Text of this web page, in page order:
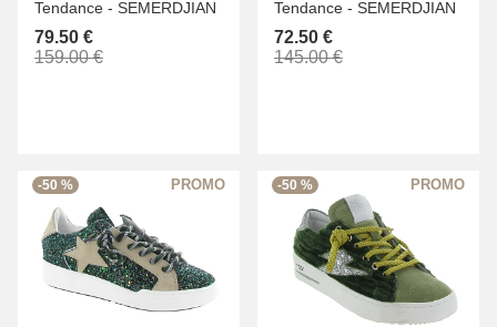
Tendance - SEMERDJIAN
79.50 €
159.00 €
Tendance - SEMERDJIAN
72.50 €
145.00 €
-50 % -50 %